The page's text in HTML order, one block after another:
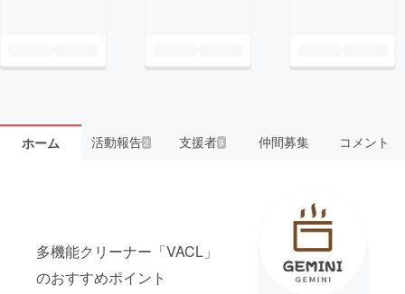
ホーム 活動報告2 支援者9 仲間募集 コメント
多機能クリーナー「VACL」
のおすすめポイント